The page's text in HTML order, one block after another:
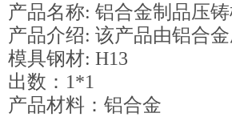
产品名称: 铝合金制品压
产品介绍: 该产品由铝合
模具钢材: H13
出数：1*1
产品材料： 铝合金